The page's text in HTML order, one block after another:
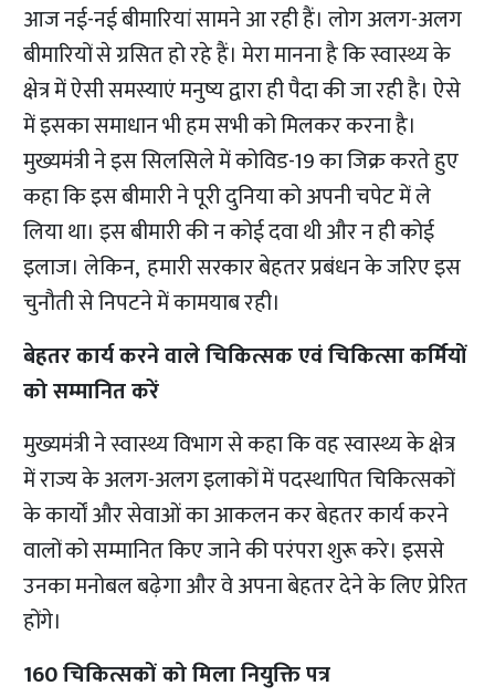
आज नई-नई बीमारियां सामने आ रही हैं। लोग अलग-अलग
बीमारियों से ग्रसित हो रहे हैं। मेरा मानना है कि स्वास्थ्य के
क्षेत्र में ऐसी समस्याएं मनुष्य द्वारा ही पैदा की जा रही है। ऐसे
में इसका समाधान भी हम सभी को मिलकर करना है।
मुख्यमंत्री ने इस सिलसिले में कोविड-19 का जिक्र करते हुए
कहा कि इस बीमारी ने पूरी दुनिया को अपनी चपेट में ले
लिया था। इस बीमारी की न कोई दवा थी और न ही कोई
इलाज। लेकिन, हमारी सरकार बेहतर प्रबंधन के जरिए इस
चुनौती से निपटने में कामयाब रही।
बेहतर कार्य करने वाले चिकित्सक एवं चिकित्सा कर्मियों
को सम्मानित करें
मुख्यमंत्री ने स्वास्थ्य विभाग से कहा कि वह स्वास्थ्य के क्षेत्र
में राज्य के अलग-अलग इलाकों में पदस्थापित चिकित्सकों
के कार्यों और सेवाओं का आकलन कर बेहतर कार्य करने
वालों को सम्मानित किए जाने की परंपरा शुरू करे। इससे
उनका मनोबल बढ़ेगा और वे अपना बेहतर देने के लिए प्रेरित
होंगे।
160 चिकित्सकों को मिला नियुक्ति पत्र